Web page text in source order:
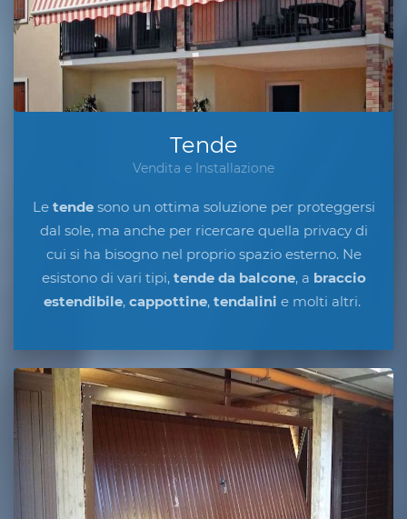
Tende
Vendita e Installazione
Le tende sono un ottima soluzione per proteggersi
dal sole, ma anche per ricercare quella privacy di
cui si ha bisogno nel proprio spazio esterno. Ne
esistono di vari tipi, tende da balcone, a braccio
estendibile, cappottine, tendalini e molti altri.